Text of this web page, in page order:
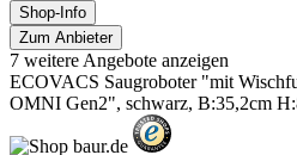
Shop-Info
Zum Anbieter
7 weitere Angebote anzeigen
ECOVACS Saugroboter "mit
OMNI Gen2", schwarz, B:35,2cm